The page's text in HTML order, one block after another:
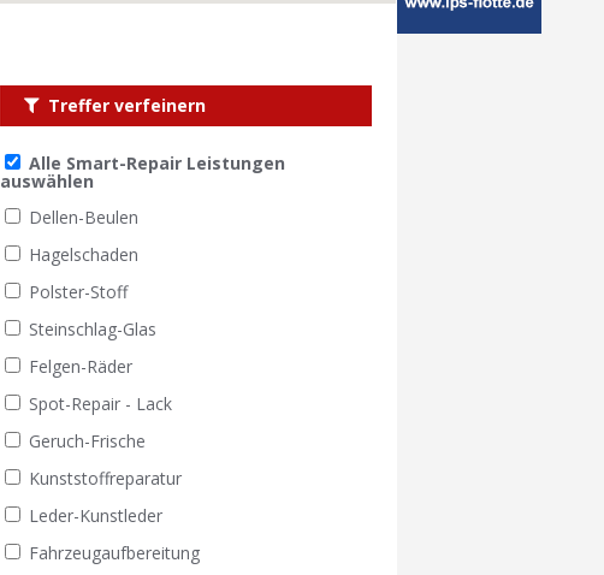
Treffer verfeinern
Alle Smart-Repair Leistungen
auswählen
Dellen-Beulen
Hagelschaden
Polster-Stoff
Steinschlag-Glas
Felgen-Räder
Spot-Repair - Lack
Geruch-Frische
Kunststoffreparatur
Leder-Kunstleder
Fahrzeugaufbereitung